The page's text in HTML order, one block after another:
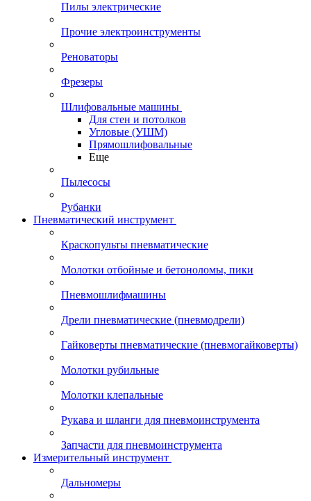
Пилы электрические
Прочие электроинструменты
Реноваторы
Фрезеры
Шлифовальные машины
Для стен и потолков
Угловые (УШМ)
Прямошлифовальные
Еще
Пылесосы
Рубанки
Пневматический инструмент
Краскопульты пневматические
Молотки отбойные и бетоноломы, пики
Пневмошлифмашины
Дрели пневматические (пневмодрели)
Гайковерты пневматические (пневмогайковерты)
Молотки рубильные
Молотки клепальные
Рукава и шланги для пневмоинструмента
Запчасти для пневмоинструмента
Измерительный инструмент
Дальномеры